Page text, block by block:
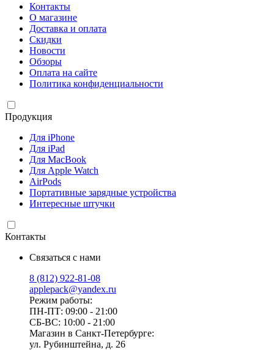
Контакты
О магазине
Доставка и оплата
Скидки
Новости
Обзоры
Оплата на сайте
Политика конфиденциальности
Продукция
Для iPhone
Для iPad
Для MacBook
Для Apple Watch
AirPods
Портативные зарядные устройства
Интересные штучки
Контакты
Связаться с нами
8 (812) 922-81-08
applepack@yandex.ru
Режим работы:
ПН-ПТ: 09:00 - 21:00
СБ-ВС: 10:00 - 21:00
Магазин в Санкт-Петербурге:
ул. Рубинштейна, д. 26